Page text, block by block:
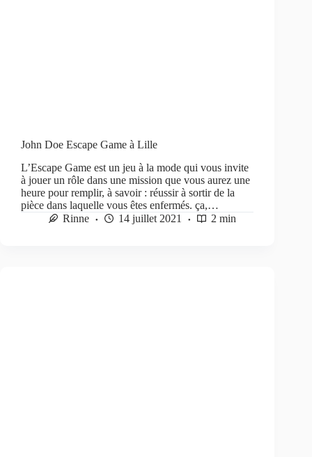
John Doe Escape Game à Lille
L’Escape Game est un jeu à la mode qui vous invite
à jouer un rôle dans une mission que vous aurez une
heure pour remplir, à savoir : réussir à sortir de la
pièce dans laquelle vous êtes enfermés. ça,…
Rinne
14 juillet 2021 2 min